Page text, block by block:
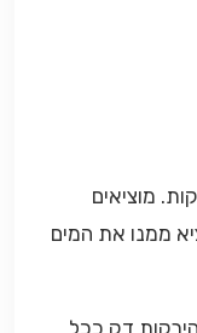
מוציאים
ממנו את המים
דק ככל